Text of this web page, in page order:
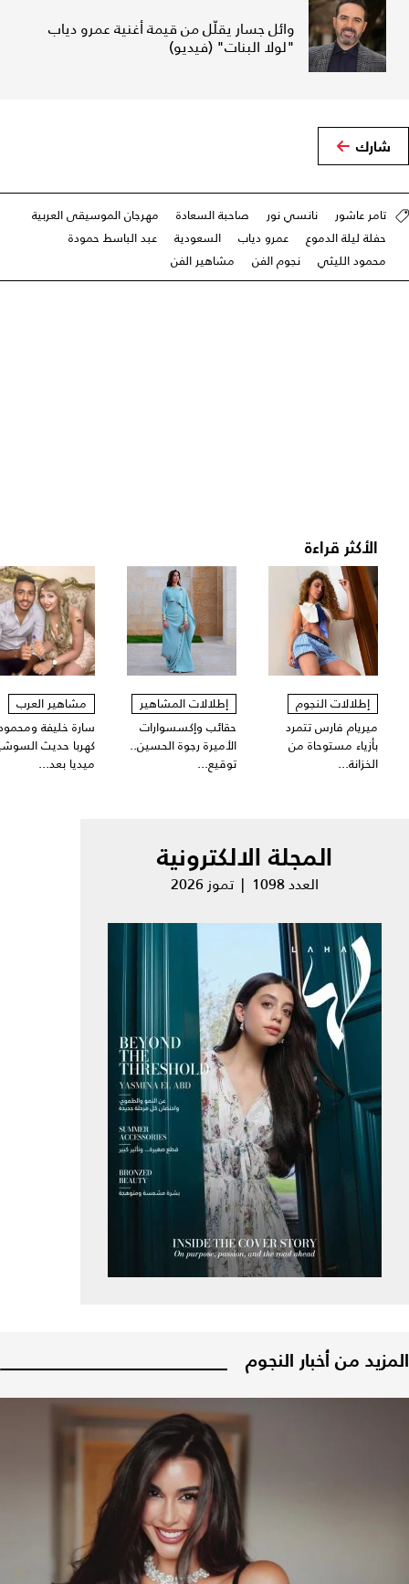
وائل جسار يقلّل من قيمة أغنية عمرو دياب
"لولا البنات" (فيديو)
شارك
تامر عاشور نانسي نور صاحبة السعادة
مهرجان الموسيقى العربية
حفلة ليلة الدموع
عمرو دياب السعودية
عبد الباسط حمودة
محمود الليثي
نجوم الفن مشاهير الفن
الأكثر قراءة
إطلالات النجوم
ميريام فارس تتمرد
بأزياء مستوحاة من
الخزانة...
إطلالات المشاهير
حقائب وإكسسوارات
الأميرة رجوة الحسين..
توقيع...
مشاهير العرب
سارة خليفة
كهربا حديث
ميديا بعد...
المجلة الالكترونية
العدد 1098 | تموز 2026
المزيد من أخبار النجوم